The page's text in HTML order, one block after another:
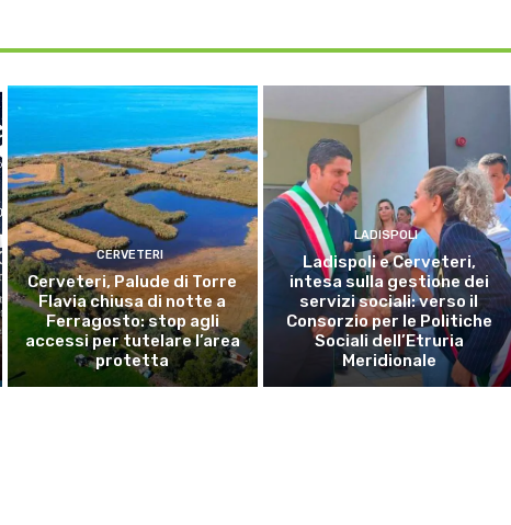
CERVETERI
Cerveteri, Palude di Torre
Flavia chiusa di notte a
Ferragosto: stop agli
accessi per tutelare l’area
protetta
LADISPOLI
Ladispoli e Cerveteri,
intesa sulla gestione dei
servizi sociali: verso il
Consorzio per le Politiche
Sociali dell’Etruria
Meridionale